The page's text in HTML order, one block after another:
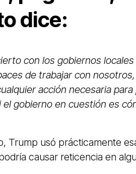
dice:
con los gobiernos
de trabajar con
acción necesaria
gobierno en cuestión es
Trump usó prácticamente
causar reticencia en